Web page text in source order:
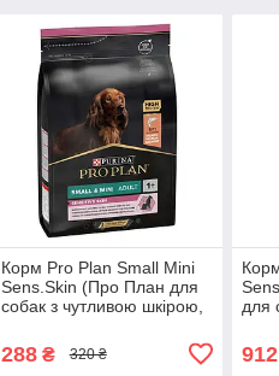
Корм Pro Plan Small Mini
Sens.Skin (Про План для
собак з чутливою шкірою,
288₴ 320 ₴
для